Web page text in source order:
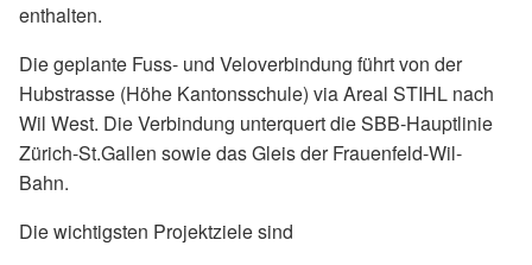
enthalten.
Die geplante Fuss- und Veloverbindung führt von der
Hubstrasse (Höhe Kantonsschule) via Areal STIHL nach
Wil West. Die Verbindung unterquert die SBB-Hauptlinie
Zürich-St.Gallen sowie das Gleis der Frauenfeld-Wil-
Bahn.
Die wichtigsten Projektziele sind